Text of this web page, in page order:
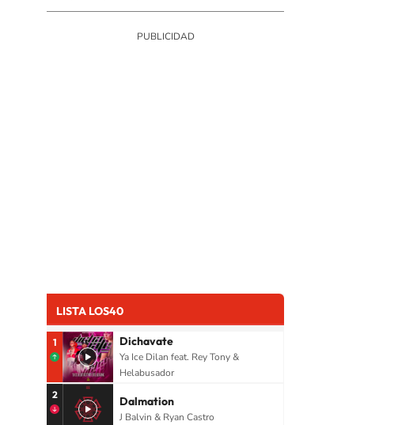
LISTA LOS40
1 Dichavate
Ya Ice Dilan feat. Rey Tony &
Helabusador
2 Dalmation
J Balvin & Ryan Castro